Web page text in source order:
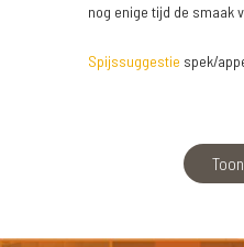
nog enige tijd de smaak
Spijssuggestie spek/